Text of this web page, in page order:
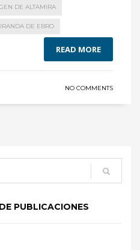
DE ALTAMIRA
DE EBRO
READ MORE
NO COMMENTS
PUBLICACIONES